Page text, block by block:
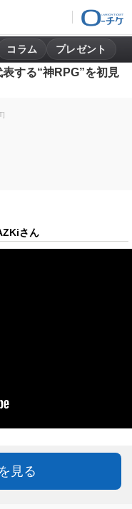
コラム プレゼント
する“神RPG”を初見
さん
見る